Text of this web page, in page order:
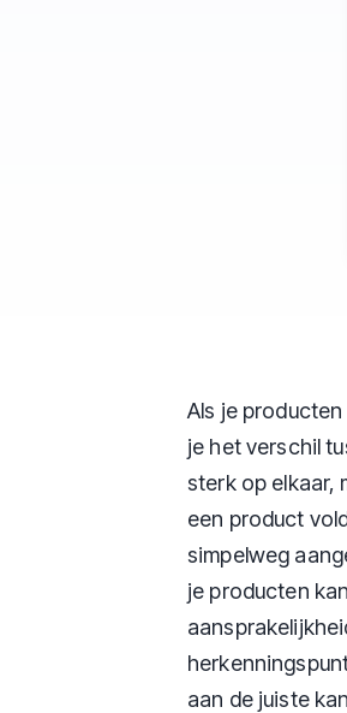
Als je
je het verschil
sterk op elkaar,
een product
simpelweg
je producten
aan de juiste